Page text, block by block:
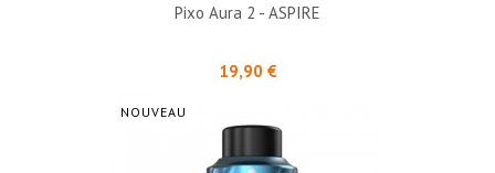
Pixo Aura 2 - ASPIRE
19,90 €Prix
NOUVEAU